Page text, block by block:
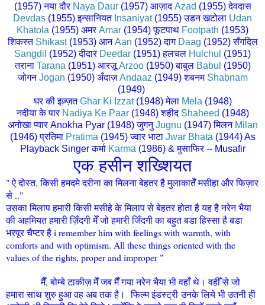
(1957)नया दौर Naya Daur (1957) आज़ाद Azad (1955) देवदास
Devdas (1955)इन्सानियत Insaniyat (1955) उडन खटोला Udan
Khatola (1955) अमर Amar (1954) फूटपाथ Footpath (1953)
शिकस्त Shikast (1953) आन Aan (1952) दाग Daag (1952) सँगदिल
Sangdil (1952) दीदार Deedar (1951) हलचल Hulchul (1951)
तराना Tarana (1951) आरज़ू Arzoo (1950) बाबुल Babul (1950)
जोगन Jogan (1950) अँदाज़ Andaaz (1949) शबनम Shabnam
(1949)
घर की इज़्ज़तGhar Ki Izzat(1948) मेला Mela (1948)
नदीया के पार Nadiya Ke Paar (1948)शहीद Shaheed (1948)
अनोखा प्यार Anokha Pyar (1948)जुगनु Jugnu (1947)मिलन Milan
(1946) प्रतिमा Pratima (1945)ज्वार भाटा Jwar Bhata (1944) As
Playback Singerकर्मा Karma (1986) & मुसाफिर -- Musafir
एक हसीन शख्शियत
" ऐ दोस्त, किसी हमदमे दरीना का मिलना बेहतर है मुलाकातेँ मसीहा और फिज़ार
से .."
उसका मिलाप हमारी किसी मसीहे के मिलाप से बेहतर होता है यह है नरेन भैया
की अहमियत हमारी ज़िँदगी मेँ जो हमारी जिँदगी का बहुत बडा हिस्सा है बडा
भरपूर चैप्टर है i remember him with feelings with warmth, with
comforts and with optimism. All these things oriented with the
values of the rights, proper and improper "
मैँ, बोम्बे टाकीज़ मेँ जब मैँ गया नरेन भैया भी वहाँ थे। वहीँ से जो
हमारा साथ शुरु हुआ वह अब तक है। फिल्म इंडस्ट्री उनके लिये भी उतनी ही